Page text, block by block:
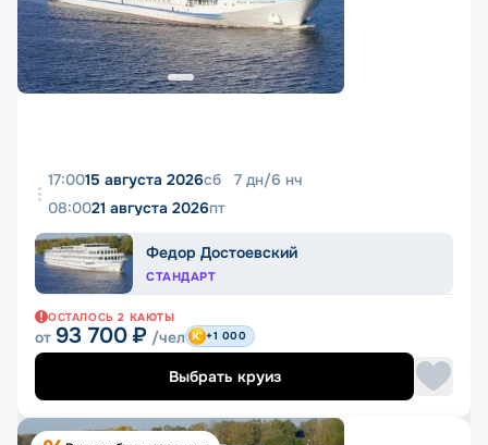
17:0015 августа 2026сб 7 дн/6 нч
08:0021 августа 2026пт
Федор Достоевский
СТАНДАРТ
ОСТАЛОСЬ 2 КАЮТЫ
от 93 700 ₽ /чел +1 000
Выбрать круиз